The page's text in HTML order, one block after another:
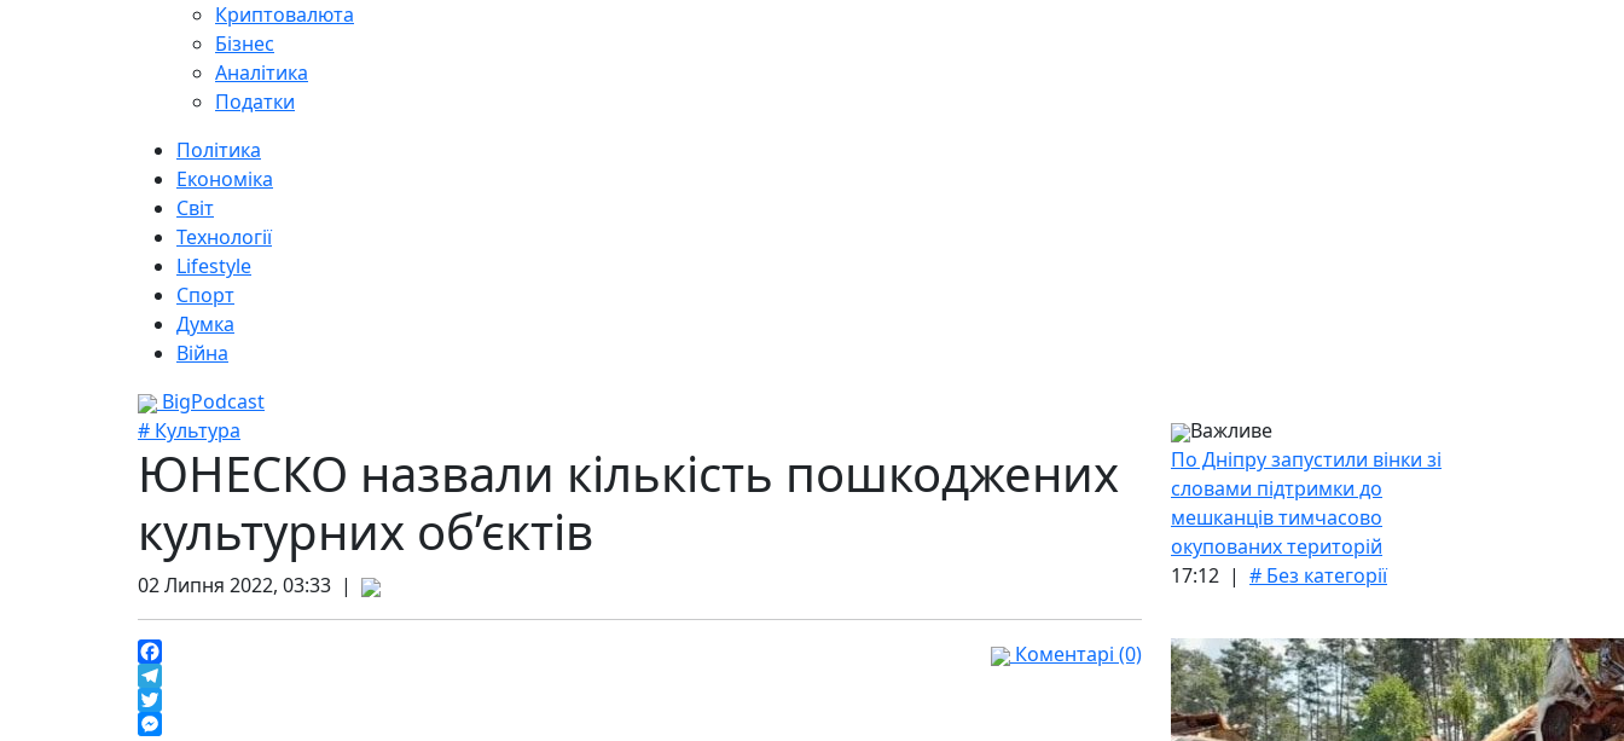
Криптовалюта
Бізнес
Аналітика
Податки
Політика
Економіка
Світ
Технології
Lifestyle
Спорт
Думка
Війна
BigPodcast
# Культура
ЮНЕСКО назвали кількість пошкоджених
культурних об’єктів
02 Липня 2022, 03:33 |
Facebook
Telegram
Twitter
Коментарі (0)
Важливе
По Дніпру запустили вінки зі
словами підтримки до
мешканців тимчасово
окупованих територій
17:12 | # Без категорії